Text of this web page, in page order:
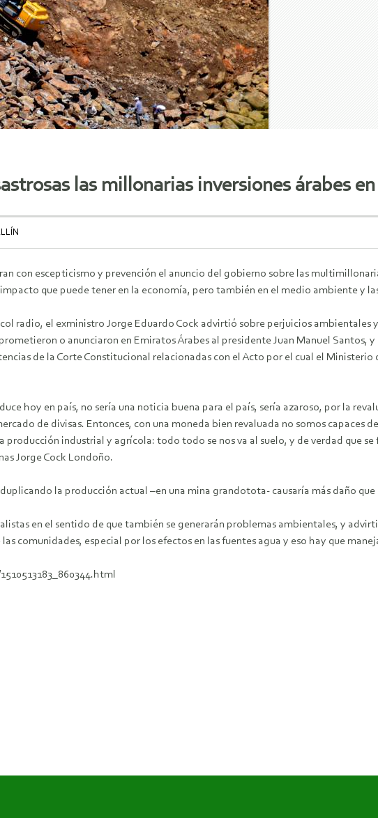
las millonarias inversiones árabes
con escepticismo y prevención el anuncio del gobierno sobre las
que puede tener en la economía, pero también en el medio ambiente y
radio, el exministro Jorge Eduardo Cock advirtió sobre perjuicios ambientales
o anunciaron en Emiratos Árabes al presidente Juan Manuel Santos,
de la Corte Constitucional relacionadas con el Acto por el cual el
hoy en país, no sería una noticia buena para el país, sería azaroso, por la
de divisas. Entonces, con una moneda bien revaluada no somos capaces
industrial y agrícola: todo todo se nos va al suelo, y de verdad que
Jorge Cock Londoño.
la producción actual –en una mina grandotota- causaría más daño
en el sentido de que también se generarán problemas ambientales, y
comunidades, especial por los efectos en las fuentes agua y eso hay que